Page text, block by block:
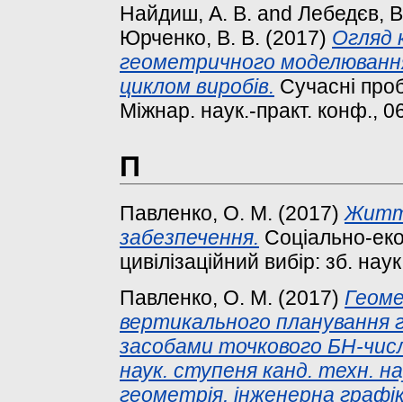
Найдиш, А. В. and Лебедєв,
Юрченко, В. В. (2017) Огляд
геометричного
циклом виробів. Сучасні
Міжнар. наук.-практ. конф.,
П
Павленко, О. М. (2017)
забезпечення. Соціально-
цивілізаційний вибір: зб.
Павленко, О. М. (2017)
вертикального планування
засобами точкового БН-
наук. ступеня канд. техн.
геометрія, інженерна